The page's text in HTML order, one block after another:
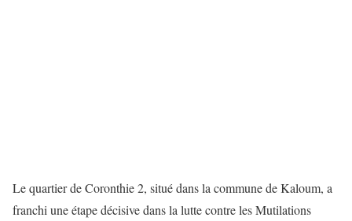
Le quartier de Coronthie 2, situé dans la commune de Kaloum, a
franchi une étape décisive dans la lutte contre les Mutilations